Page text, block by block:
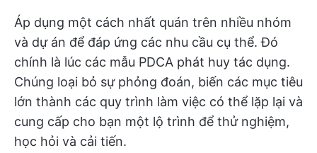
Áp dụng một cách nhất quán trên nhiều nhóm
và dự án để đáp ứng các nhu cầu cụ thể. Đó
chính là lúc các mẫu PDCA phát huy tác dụng.
Chúng loại bỏ sự phỏng đoán, biến các mục tiêu
lớn thành các quy trình làm việc có thể lặp lại và
cung cấp cho bạn một lộ trình để thử nghiệm,
học hỏi và cải tiến.